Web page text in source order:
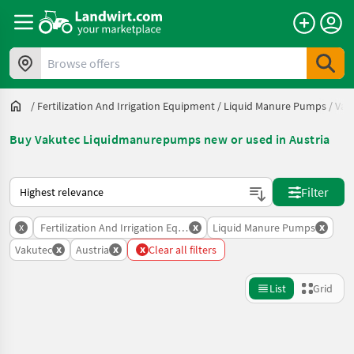
Browse offers
/ Fertilization And Irrigation Equipment / Liquid Manure Pumps /
Buy Vakutec Liquidmanurepumps new or used in Austria
This is how sorting works on Landwirt.com
Filter
x Fertilization And Irrigation Equipment
x Liquid Manure Pumps x
Vakutec x Austria x x Clear all filters
List Grid